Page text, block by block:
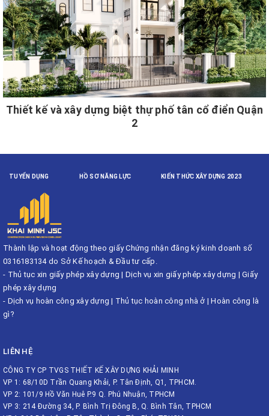
Thiết kế và xây dựng biệt thự phố tân cổ điển Quận
2
TUYỂN DỤNG HỒ SƠ NĂNG LỰC KIẾN THỨC XÂY DỰNG 2023
Thành lập và hoạt động theo giấy Chứng nhận đăng ký kinh doanh số
0316183134 do Sở Kế hoạch & Đầu tư cấp.
- Thủ tục xin giấy phép xây dựng | Dịch vụ xin giấy phép xây dựng | Giấy
phép xây dựng
- Dịch vụ hoàn công xây dựng | Thủ tục hoàn công nhà ở |Hoàn công là
gì?
LIÊN HỆ
CÔNG TY CP TVGS THIẾT KẾ XÂY DỰNG KHẢI MINH
VP 1: 68/10D Trần Quang Khải, P. Tân Định, Q1, TPHCM.
VP 2: 101/9 Hồ Văn Huê P.9 Q. Phú Nhuận, TPHCM
VP 3: 214 Đường 34, P. Bình Trị Đông B, Q. Bình Tân, TPHCM